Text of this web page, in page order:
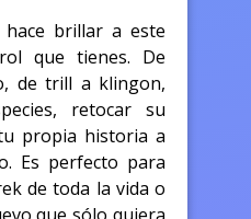
brillar a este
que tienes. De
de trill a klingon,
retocar su
propia historia a
Es perfecto para
de toda la vida o